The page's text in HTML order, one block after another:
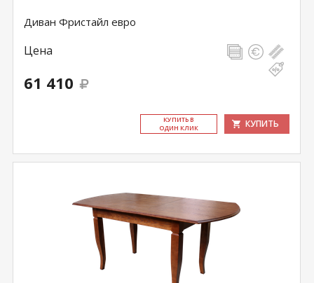
Диван Фристайл евро
Цена
61 410
КУ­ПИТЬ В
ОДИН КЛИК
КУПИТЬ